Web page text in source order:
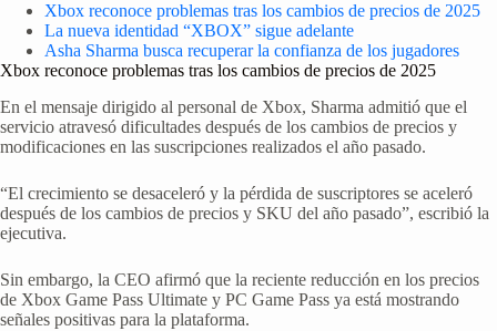
Xbox reconoce problemas tras los cambios de precios de 2025
La nueva identidad “XBOX” sigue adelante
Asha Sharma busca recuperar la confianza de los jugadores
Xbox reconoce problemas tras los cambios de precios de 2025
En el mensaje dirigido al personal de Xbox, Sharma admitió que el
servicio atravesó dificultades después de los cambios de precios y
modificaciones en las suscripciones realizados el año pasado.
“El crecimiento se desaceleró y la pérdida de suscriptores se aceleró
después de los cambios de precios y SKU del año pasado”, escribió la
ejecutiva.
Sin embargo, la CEO afirmó que la reciente reducción en los precios
de Xbox Game Pass Ultimate y PC Game Pass ya está mostrando
señales positivas para la plataforma.